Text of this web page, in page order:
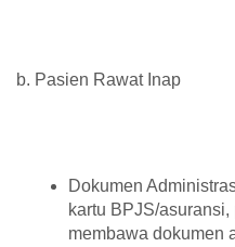
b. Pasien Rawat Inap
Dokumen
kartu BPJS/
membawa dokumen